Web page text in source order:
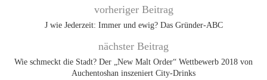
vorheriger Beitrag
J wie Jederzeit: Immer und ewig? Das Gründer-ABC
nächster Beitrag
Wie schmeckt die Stadt? Der „New Malt Order“ Wettbewerb 2018 von
Auchentoshan inszeniert City-Drinks